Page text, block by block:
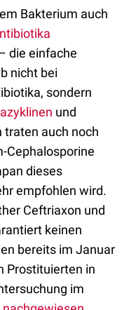
Bakterium auch
die einfache
nicht bei
sondern
und
traten auch noch
Cephalosporine
dieses
empfohlen wird.
Ceftriaxon und
keinen
bereits im Januar
Prostituierten in
im